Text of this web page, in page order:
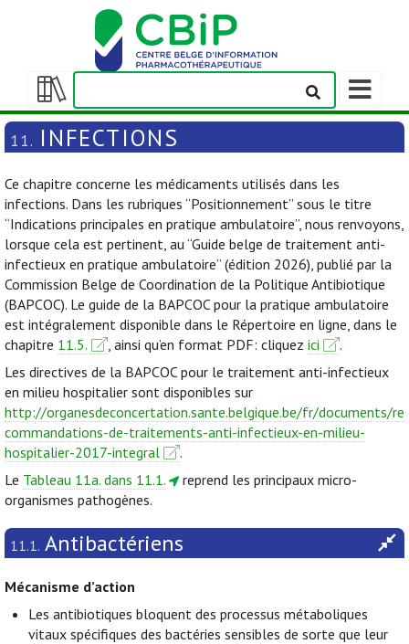
Afficher/masquer
la
table
matières
Afficher/
la
barre
navigation
11. INFECTIONS
Ce chapitre concerne les médicaments utilisés dans les
infections. Dans les rubriques “Positionnement” sous le titre
“Indications principales en pratique ambulatoire”, nous renvoyons,
lorsque cela est pertinent, au “Guide belge de traitement anti-
infectieux en pratique ambulatoire” (édition 2026), publié par la
Commission Belge de Coordination de la Politique Antibiotique
(BAPCOC). Le guide de la BAPCOC pour la pratique ambulatoire
est intégralement disponible dans le Répertoire en ligne, dans le
chapitre 11.5. , ainsi qu’en format PDF: cliquez ici
.
Les directives de la BAPCOC pour le traitement anti-infectieux
en milieu hospitalier sont disponibles sur
http://organesdeconcertation.sante.belgique.be/fr/documents/re
commandations-de-traitements-anti-infectieux-en-milieu-
hospitalier-2017-integral
.
Le Tableau 11a. dans 11.1.
reprend les principaux micro-
organismes pathogènes.
11.1. Antibactériens
Mécanisme d’action
Les antibiotiques bloquent des processus métaboliques
vitaux spécifiques des bactéries sensibles de sorte que leur